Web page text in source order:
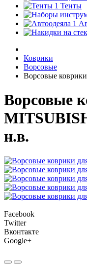
Тенты
Коврики
Ворсовые
Ворсовые
Ворсовые
н.в.
Facebook
Twitter
Вконтакте
Google+